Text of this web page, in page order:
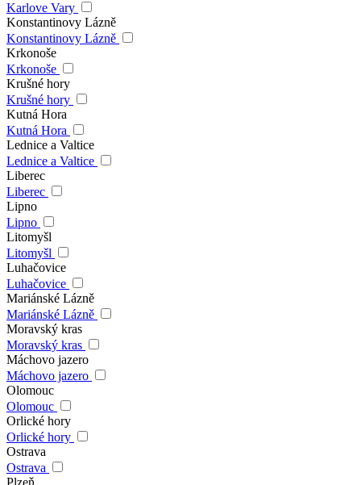
Karlove Vary
Konstantinovy Lázně
Konstantinovy Lázně
Krkonoše
Krkonoše
Krušné hory
Krušné hory
Kutná Hora
Kutná Hora
Lednice a Valtice
Lednice a Valtice
Liberec
Liberec
Lipno
Lipno
Litomyšl
Litomyšl
Luhačovice
Luhačovice
Mariánské Lázně
Mariánské Lázně
Moravský kras
Moravský kras
Máchovo jazero
Máchovo jazero
Olomouc
Olomouc
Orlické hory
Orlické hory
Ostrava
Ostrava